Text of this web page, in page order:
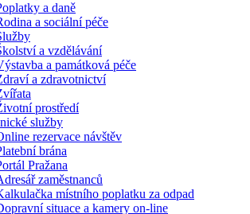
a daně
a sociální péče
a vzdělávání
a památková péče
a zdravotnictví
prostředí
služby
rezervace návštěv
brána
Pražana
zaměstnanců
místního poplatku za odpad
situace a kamery on-line